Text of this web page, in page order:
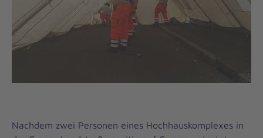
Nachdem zwei Personen eines Hochhauskomplexes in